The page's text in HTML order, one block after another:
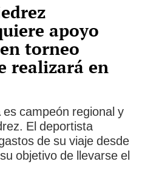
apoyo
torneo
realizará en
es campeón regional y
El deportista
de su viaje desde
objetivo de llevarse el